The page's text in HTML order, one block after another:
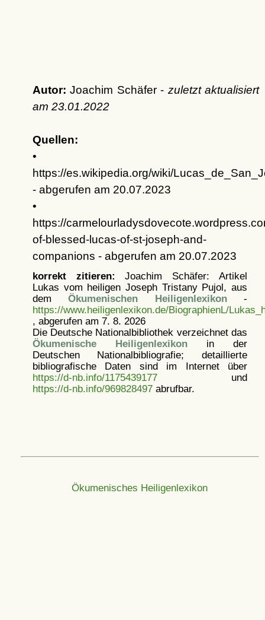
Autor: Joachim Schäfer - zuletzt aktualisiert
am 23.01.2022
Quellen:
•
https://es.wikipedia.org/wiki/
- abgerufen am 20.07.2023
•
https://
of-blessed-lucas-of-st-joseph-and-
companions - abgerufen am 20.07.2023
korrekt zitieren: Joachim Schäfer: Artikel
Lukas vom heiligen Joseph Tristany Pujol, aus
demÖkumenischen Heiligenlexikon-
https://www.heiligenlexikon.de/BiographienL/
, abgerufen am 7. 8. 2026
Die Deutsche Nationalbibliothek verzeichnet das
Ökumenische Heiligenlexikonin der
Deutschen Nationalbibliografie; detaillierte
bibliografische Daten sind im Internet über
https://d-nb.info/1175439177und
https://d-nb.info/969828497abrufbar.
Ökumenisches Heiligenlexikon